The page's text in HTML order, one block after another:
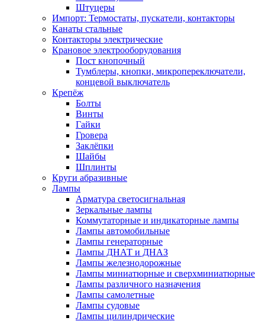
Штуцеры
Импорт: Термостаты, пускатели, контакторы
Канаты стальные
Контакторы электрические
Крановое электрооборудования
Пост кнопочный
Тумблеры, кнопки, микропереключатели,
концевой выключатель
Крепёж
Болты
Винты
Гайки
Гровера
Заклёпки
Шайбы
Шплинты
Круги абразивные
Лампы
Арматура светосигнальная
Зеркальные лампы
Коммутаторные и индикаторные лампы
Лампы автомобильные
Лампы генераторные
Лампы ДНАТ и ДНАЗ
Лампы железнодорожные
Лампы миниатюрные и сверхминиатюрные
Лампы различного назначения
Лампы самолетные
Лампы судовые
Лампы цилиндрические